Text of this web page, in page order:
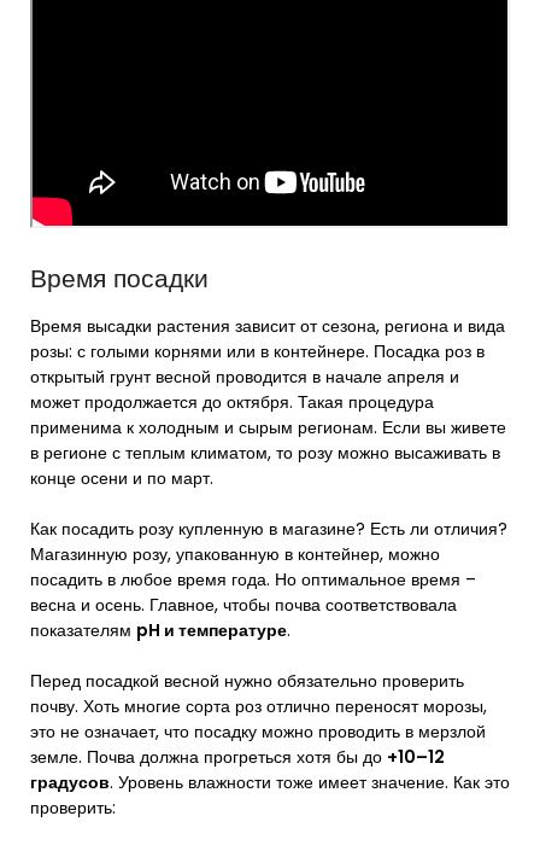
Время посадки
Время высадки растения зависит от сезона, региона и вида
розы: с голыми корнями или в контейнере. Посадка роз в
открытый грунт весной проводится в начале апреля и
может продолжается до октября. Такая процедура
применима к холодным и сырым регионам. Если вы живете
в регионе с теплым климатом, то розу можно высаживать в
конце осени и по март.
Как посадить розу купленную в магазине? Есть ли отличия?
Магазинную розу, упакованную в контейнер, можно
посадить в любое время года. Но оптимальное время –
весна и осень. Главное, чтобы почва соответствовала
показателям pH и температуре.
Перед посадкой весной нужно обязательно проверить
почву. Хоть многие сорта роз отлично переносят морозы,
это не означает, что посадку можно проводить в мерзлой
земле. Почва должна прогреться хотя бы до +10–12
градусов. Уровень влажности тоже имеет значение. Как это
проверить: